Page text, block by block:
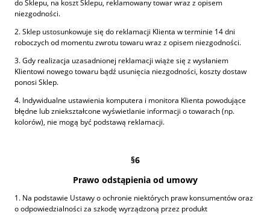
do Sklepu, na koszt Sklepu, reklamowany towar wraz z opisem
niezgodności.
2. Sklep ustosunkowuje się do reklamacji Klienta w terminie 14 dni
roboczych od momentu zwrotu towaru wraz z opisem niezgodności.
3. Gdy realizacja uzasadnionej reklamacji wiąże się z wysłaniem
Klientowi nowego towaru bądź usunięcia niezgodności, koszty dostaw
ponosi Sklep.
4. Indywidualne ustawienia komputera i monitora Klienta powodujące
błędne lub zniekształcone wyświetlanie informacji o towarach (np.
kolorów), nie mogą być podstawą reklamacji.
§6
Prawo odstąpienia od umowy
1. Na podstawie Ustawy o ochronie niektórych praw konsumentów oraz
o odpowiedzialności za szkodę wyrządzoną przez produkt